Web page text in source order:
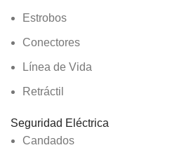
Estrobos
Conectores
Línea de Vida
Retráctil
Seguridad Eléctrica
Candados